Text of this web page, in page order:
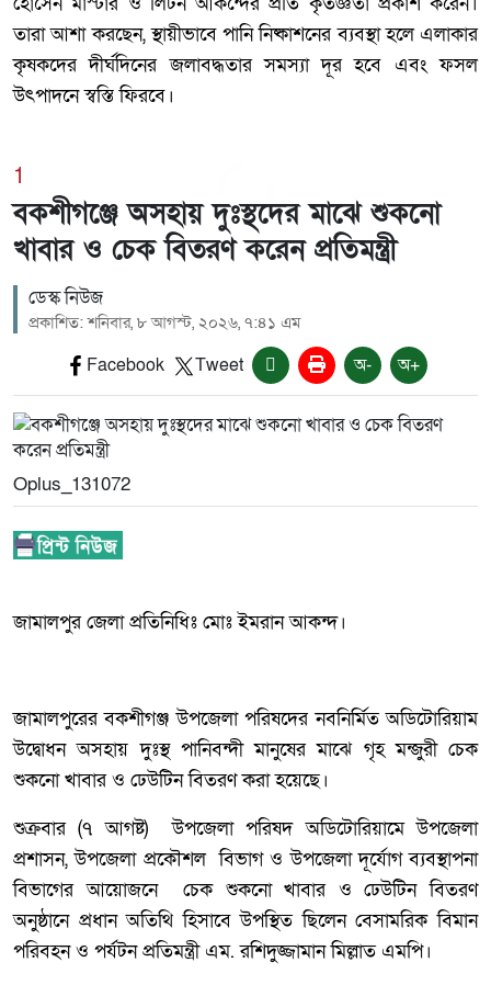
তারা আশা করছেন, স্থায়ীভাবে পানি নিষ্কাশনের ব্যবস্থা হলে এলাকার
কৃষকদের দীর্ঘদিনের জলাবদ্ধতার সমস্যা দূর হবে এবং ফসল
উৎপাদনে স্বস্তি ফিরবে।
1
বকশীগঞ্জে অসহায় দুঃস্থদের মাঝে শুকনো
খাবার ও চেক বিতরণ করেন প্রতিমন্ত্রী
ডেস্ক নিউজ
প্রকাশিত: শনিবার, ৮ আগস্ট, ২০২৬, ৭:৪১ এম
Facebook Tweet অ- অ+
Oplus_131072
জামালপুর জেলা প্রতিনিধিঃ মোঃ ইমরান আকন্দ।
জামালপুরের বকশীগঞ্জ উপজেলা পরিষদের নবনির্মিত অডিটোরিয়াম
উদ্বোধন অসহায় দুঃস্থ পানিবন্দী মানুষের মাঝে গৃহ মন্জুরী চেক
শুকনো খাবার ও ঢেউটিন বিতরণ করা হয়েছে।
শুক্রবার (৭ আগষ্ট) উপজেলা পরিষদ অডিটোরিয়ামে উপজেলা
প্রশাসন, উপজেলা প্রকৌশল বিভাগ ও উপজেলা দূর্যোগ ব্যবস্থাপনা
বিভাগের আয়োজনে চেক শুকনো খাবার ও ঢেউটিন বিতরণ
অনুষ্ঠানে প্রধান অতিথি হিসাবে উপস্থিত ছিলেন বেসামরিক বিমান
পরিবহন ও পর্যটন প্রতিমন্ত্রী এম. রশিদুজ্জামান মিল্লাত এমপি।